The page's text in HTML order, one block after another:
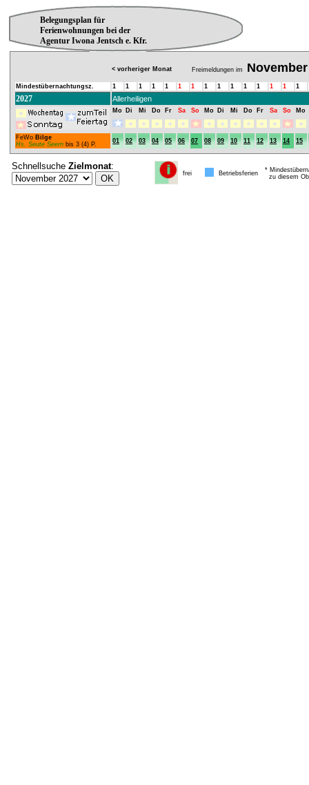
Belegungsplan für
Ferienwohnungen bei der
Agentur Iwona Jentsch e. Kfr.
< vorheriger Monat Freimeldungen im November
Mindestübernachtungsz. 1 1 1 1 1 1 1 1 1 1 1 1 1 1 1
2027 Allerheiligen
Mo Di Mi Do Fr Sa So Mo Di Mi Do Fr Sa So Mo
FeWo Bilge
Hs. Seute Seern bis 3 (4) P. 01 02 03 04 05 06 07 08 09 10 11 12 13 14 15
Schnellsuche Zielmonat:
frei Betriebsferien
*
zu diesem